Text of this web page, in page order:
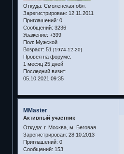
Откуда: Смоленская обл.
Зарегистрирован: 12.11.2011
Приглашений: 0
Сообщений: 3236
Уважение: +399
Пол: Мужской
Возраст: 51 [1974-12-20]
Провел на форуме:
1 месяц 25 дней
Последний визит:
05.10.2021 09:35
MMaster
Активный участник
Откуда: г. Москва, м. Беговая
Зарегистрирован: 28.10.2013
Приглашений: 0
Сообщений: 153